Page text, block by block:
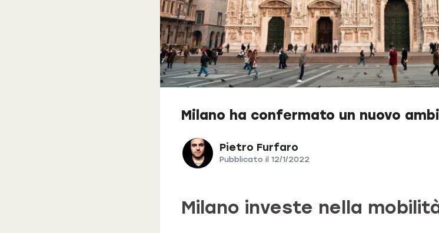
Milano ha confermato un nuovo
Pietro Furfaro
Pubblicato il 12/1/2022
Milano investe nella